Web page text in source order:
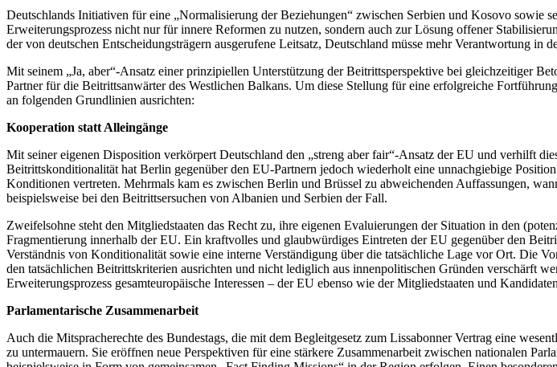
Deutschlands Initiativen für eine „Normalisierung der Beziehungen“ zwischen Serbien und Kosovo sowie
Erweiterungsprozess nicht nur für innere Reformen zu nutzen, sondern auch zur Lösung offener
der von deutschen Entscheidungsträgern ausgerufene Leitsatz, Deutschland müsse mehr Verantwortung in
Mit seinem „Ja, aber“-Ansatz einer prinzipiellen Unterstützung der Beitrittsperspektive bei gleichzeitiger
Partner für die Beitrittsanwärter des Westlichen Balkans. Um diese Stellung für eine erfolgreiche
an folgenden Grundlinien ausrichten:
Kooperation statt Alleingänge
Mit seiner eigenen Disposition verkörpert Deutschland den „streng aber fair“-Ansatz der EU und verhilft
Beitrittskonditionalität hat Berlin gegenüber den EU-Partnern jedoch wiederholt eine unnachgiebige
Konditionen vertreten. Mehrmals kam es zwischen Berlin und Brüssel zu abweichenden Auffassungen,
beispielsweise bei den Beitrittsersuchen von Albanien und Serbien der Fall.
Zweifelsohne steht den Mitgliedstaaten das Recht zu, ihre eigenen Evaluierungen der Situation in den
Fragmentierung innerhalb der EU. Ein kraftvolles und glaubwürdiges Eintreten der EU gegenüber den
Verständnis von Konditionalität sowie eine interne Verständigung über die tatsächliche Lage vor Ort. Die
den tatsächlichen Beitrittskriterien ausrichten und nicht lediglich aus innenpolitischen Gründen verschärft
Erweiterungsprozess gesamteuropäische Interessen – der EU ebenso wie der Mitgliedstaaten und
Parlamentarische Zusammenarbeit
Auch die Mitspracherechte des Bundestags, die mit dem Begleitgesetz zum Lissabonner Vertrag eine
zu untermauern. Sie eröffnen neue Perspektiven für eine stärkere Zusammenarbeit zwischen nationalen